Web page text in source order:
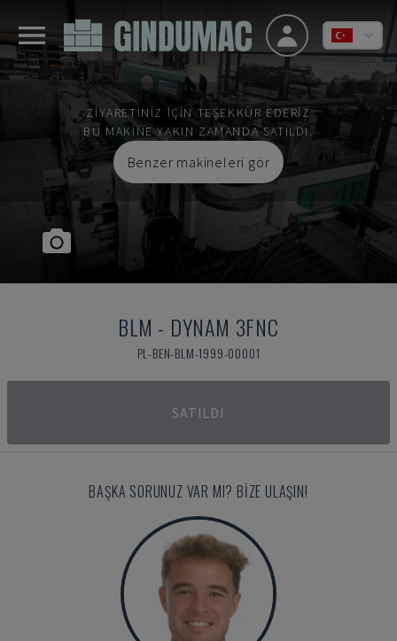
ZIYARETINIZ IÇIN TEŞEKKÜR EDERIZ
BU MAKINE YAKIN ZAMANDA SATILDI.
Benzer makineleri gör
BLM - DYNAM 3FNC
PL-BEN-BLM-1999-00001
SATILDI
BAŞKA SORUNUZ VAR MI? BIZE ULAŞIN!